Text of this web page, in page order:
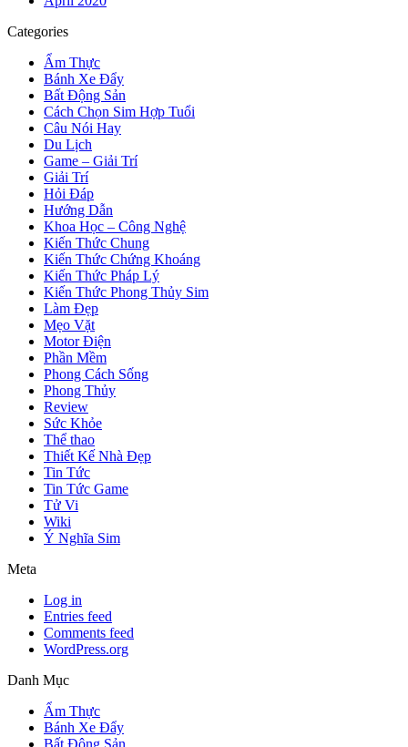
Categories
Ẩm Thực
Bánh Xe Đẩy
Bất Động Sản
Cách Chọn Sim Hợp Tuổi
Câu Nói Hay
Du Lịch
Game – Giải Trí
Giải Trí
Hỏi Đáp
Hướng Dẫn
Khoa Học – Công Nghệ
Kiến Thức Chung
Kiến Thức Chứng Khoáng
Kiến Thức Pháp Lý
Kiến Thức Phong Thủy Sim
Làm Đẹp
Mẹo Vặt
Motor Điện
Phần Mềm
Phong Cách Sống
Phong Thủy
Review
Sức Khỏe
Thể thao
Thiết Kế Nhà Đẹp
Tin Tức
Tin Tức Game
Tử Vi
Wiki
Ý Nghĩa Sim
Meta
Log in
Entries feed
Comments feed
WordPress.org
Danh Mục
Ẩm Thực
Bánh Xe Đẩy
Bất Động Sản